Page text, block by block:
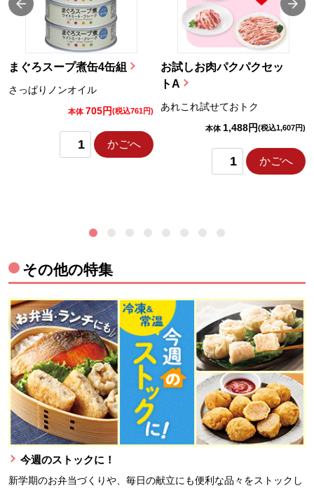
まぐろスープ煮缶4缶組
さっぱりノンオイル
本体 705円(税込761円)
かごへ
お試しお肉パクパクセッ
トA
あれこれ試せておトク
本体 1,488円(税込1,607円)
かごへ
その他の特集
今週のストックに！
新学期のお弁当づくりや、毎日の献立にも便利な品々をストックし